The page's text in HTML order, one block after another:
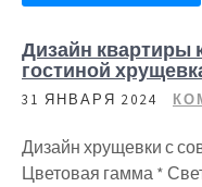
Дизайн квартиры
гостиной
31 ЯНВАРЯ 2024
Дизайн хрущевки с
Цветовая гамма *